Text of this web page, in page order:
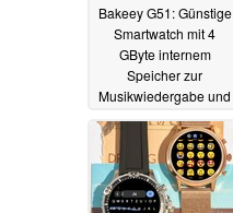
Bakeey G51: Günstige
Smartwatch mit 4
GByte internem
Speicher zur
Musikwiedergabe und
Telefonfunktionen
12.05.2021